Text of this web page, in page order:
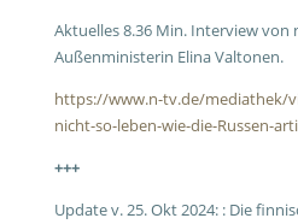
Aktuelles 8.36 Min. Interview von
Außenministerin Elina Valtonen.
https://www.n-tv.de/mediathek/
nicht-so-leben-wie-die-Russen-
+++
Update v. 25. Okt 2024: : Die